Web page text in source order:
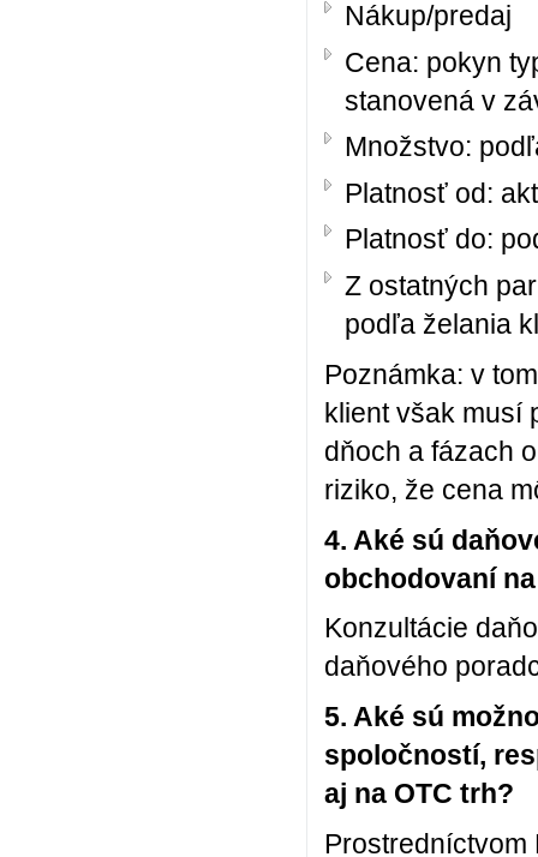
Nákup/predaj
Cena: pokyn
stanovená v
Množstvo:
Platnosť od:
Platnosť do:
Z ostatných
podľa želania
Poznámka: v
klient však musí
dňoch a fázach
riziko, že cena
4. Aké sú
obchodovaní
Konzultácie
daňového
5. Aké sú
spoločností,
aj na OTC trh?
Prostredníctvom